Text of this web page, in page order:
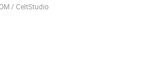
/ CeltStudio